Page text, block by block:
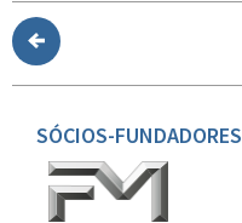
SÓCIOS-FUNDADORES